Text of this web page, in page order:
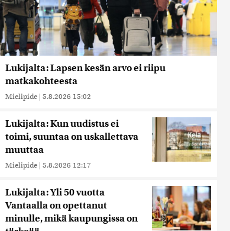
Lukijalta: Lapsen kesän arvo ei riipu
matkakohteesta
Mielipide | 5.8.2026 15:02
Lukijalta: Kun uudistus ei
toimi, suuntaa on uskallettava
muuttaa
Mielipide | 5.8.2026 12:17
Lukijalta: Yli 50 vuotta
Vantaalla on opettanut
minulle, mikä kaupungissa on